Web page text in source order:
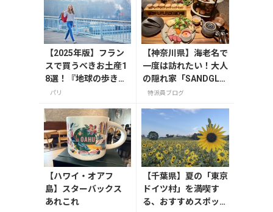
【2025年版】フラン
スで買うべきお土産1
8選！『地球の歩き
方』編集者おすすめ
を紹介
パリ
【神奈川県】海老名で
一度は訪れたい！大人
の隠れ家「SANDGLA
SS 熾火」で味わうア
特派員ブログ
【ハワイ・オアフ
島】スターバックス
あれこれ
【千葉県】夏の「東京
ドイツ村」を満喫す
る、おすすめスポット